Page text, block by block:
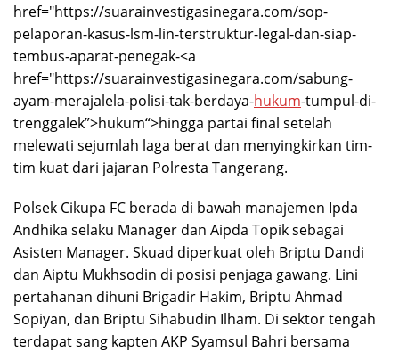
href="https://suarainvestigasinegara.com/sop-
pelaporan-kasus-lsm-lin-terstruktur-legal-dan-siap-
tembus-aparat-penegak-<a
href="https://suarainvestigasinegara.com/sabung-
ayam-merajalela-polisi-tak-berdaya-hukum-tumpul-di-
trenggalek”>hukum“>hingga partai final setelah
melewati sejumlah laga berat dan menyingkirkan tim-
tim kuat dari jajaran Polresta Tangerang.
Polsek Cikupa FC berada di bawah manajemen Ipda
Andhika selaku Manager dan Aipda Topik sebagai
Asisten Manager. Skuad diperkuat oleh Briptu Dandi
dan Aiptu Mukhsodin di posisi penjaga gawang. Lini
pertahanan dihuni Brigadir Hakim, Briptu Ahmad
Sopiyan, dan Briptu Sihabudin Ilham. Di sektor tengah
terdapat sang kapten AKP Syamsul Bahri bersama